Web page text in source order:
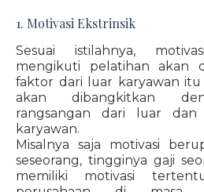
1. Motivasi Ekstrinsik
Sesuai istilahnya,
mengikuti pelatihan akan
faktor dari luar karyawan itu
akan dibangkitkan
rangsangan dari luar
karyawan.
Misalnya saja motivasi
seseorang, tingginya gaji
memiliki motivasi